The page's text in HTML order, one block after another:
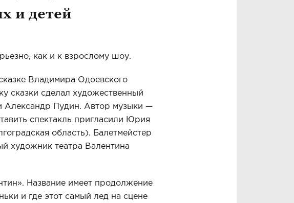
и детей
как и к взрослому шоу.
Владимира Одоевского
сказки сделал художественный
Александр Пудин. Автор музыки —
спектакль пригласили Юрия
область). Балетмейстер
художник театра Валентина
Название имеет продолжение
и где этот самый лед на сцене